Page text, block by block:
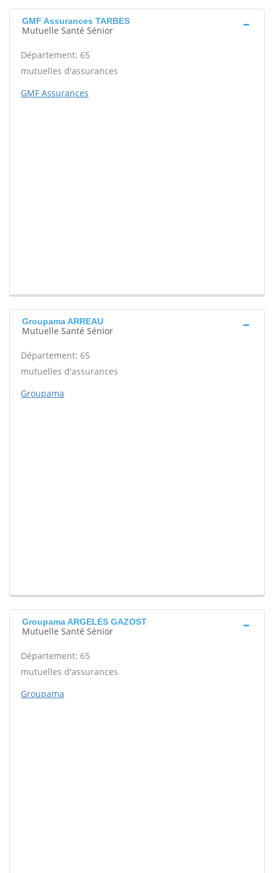
GMF Assurances TARBES
Mutuelle Santé Sénior
Département: 65
mutuelles d'assurances
GMF Assurances
Groupama ARREAU
Mutuelle Santé Sénior
Département: 65
mutuelles d'assurances
Groupama
Groupama ARGELES GAZOST
Mutuelle Santé Sénior
Département: 65
mutuelles d'assurances
Groupama